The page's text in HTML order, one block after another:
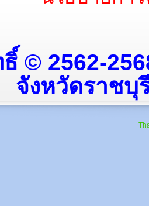
© 2562-
จังหวัดราชบุ